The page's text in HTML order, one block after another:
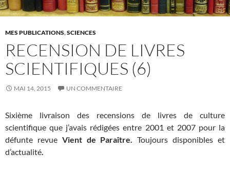
MES PUBLICATIONS,SCIENCES
RECENSION DE LIVRES
SCIENTIFIQUES (6)
MAI 14, 2015 UN COMMENTAIRE
Sixième livraison des recensions de livres de culture
scientifique que j’avais rédigées entre 2001 et 2007 pour la
défunte revue Vient de Paraître.Toujours disponibles et
d’actualité.